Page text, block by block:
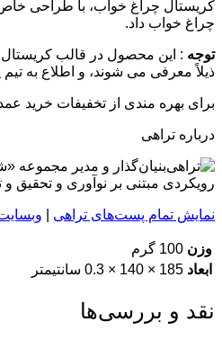
کریستال چراغ خواب، با طراحی
چراغ خواب داد.
توجه : این محصول در قالب کریستال
ذیلاً معرفی می شوند، و اطلاع به تیم
برای بهره مندی از تخفیفات خرید
درباره تراهی
بنیان‌گذار و مدیر مجموعه
رویکردی مبتنی بر نوآوری و تحقیق و
نمایش تمام پست‌های تراهی
وزن 100 گرم
ابعاد 185 × 140 × 0.3 سانتیمتر
نقد و بررسی‌ها